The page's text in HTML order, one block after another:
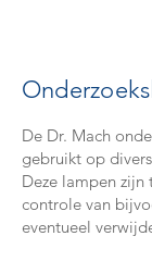
De Dr. Mach
gebruikt op
Deze lampen
controle van
eventueel